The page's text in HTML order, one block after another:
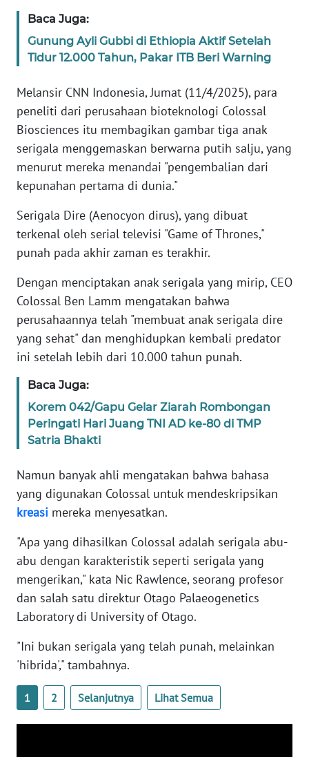
Baca Juga:
Gunung Ayli Gubbi di Ethiopia Aktif Setelah
Tidur 12.000 Tahun, Pakar ITB Beri Warning
Melansir CNN Indonesia, Jumat (11/4/2025), para
peneliti dari perusahaan bioteknologi Colossal
Biosciences itu membagikan gambar tiga anak
serigala menggemaskan berwarna putih salju, yang
menurut mereka menandai "pengembalian dari
kepunahan pertama di dunia."
Serigala Dire (Aenocyon dirus), yang dibuat
terkenal oleh serial televisi "Game of Thrones,"
punah pada akhir zaman es terakhir.
Dengan menciptakan anak serigala yang mirip, CEO
Colossal Ben Lamm mengatakan bahwa
perusahaannya telah "membuat anak serigala dire
yang sehat" dan menghidupkan kembali predator
ini setelah lebih dari 10.000 tahun punah.
Baca Juga:
Korem 042/Gapu Gelar Ziarah Rombongan
Peringati Hari Juang TNI AD ke-80 di TMP
Satria Bhakti
Namun banyak ahli mengatakan bahwa bahasa
yang digunakan Colossal untuk mendeskripsikan
kreasi mereka menyesatkan.
"Apa yang dihasilkan Colossal adalah serigala abu-
abu dengan karakteristik seperti serigala yang
mengerikan," kata Nic Rawlence, seorang profesor
dan salah satu direktur Otago Palaeogenetics
Laboratory di University of Otago.
"Ini bukan serigala yang telah punah, melainkan
'hibrida'," tambahnya.
1 2 Selanjutnya Lihat Semua
TENTANG
SIBER
REDAKSI
KARIR
News
WN
SUMUT
WN
WN
JABAR
BANTEN
WN
WN
KEPRI
WN
WN
BARAT